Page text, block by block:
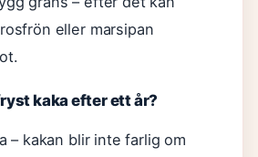
eller marsipan
kaka efter ett år?
– kakan blir inte farlig om